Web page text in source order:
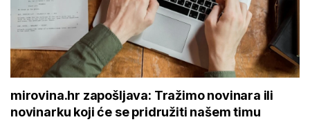
mirovina.hr zapošljava: Tražimo novinara ili
novinarku koji će se pridružiti našem timu